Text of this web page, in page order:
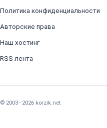
Политика конфиденциальности
Авторские права
Наш хостинг
RSS лента
© 2003–2026 korzik.net